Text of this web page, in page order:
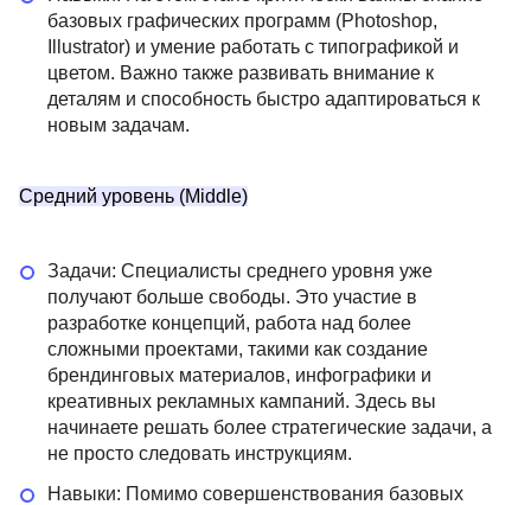
базовых графических программ (Photoshop,
Illustrator) и умение работать с типографикой и
цветом. Важно также развивать внимание к
деталям и способность быстро адаптироваться к
новым задачам.
Средний уровень (Middle)
Задачи: Специалисты среднего уровня уже
получают больше свободы. Это участие в
разработке концепций, работа над более
сложными проектами, такими как создание
брендинговых материалов, инфографики и
креативных рекламных кампаний. Здесь вы
начинаете решать более стратегические задачи, а
не просто следовать инструкциям.
Навыки: Помимо совершенствования базовых